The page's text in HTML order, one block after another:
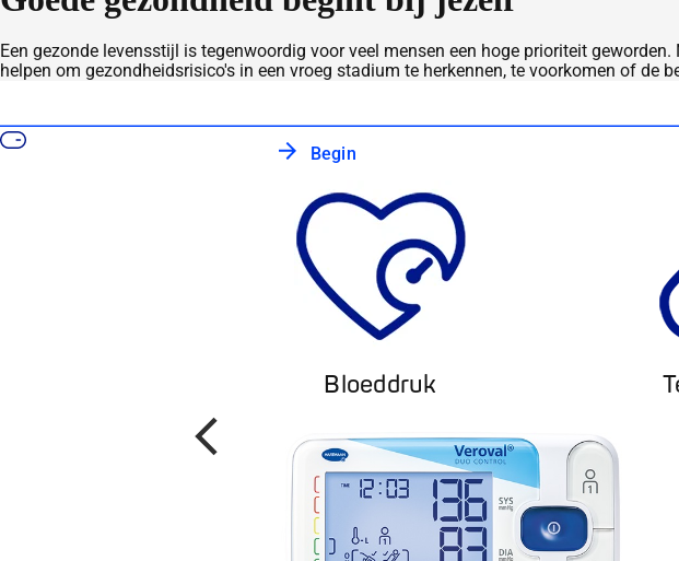
Een gezonde levensstijl is tegenwoordig voor veel mensen een hoge prioriteit
helpen om gezondheidsrisico's in een vroeg stadium te herkennen, te voorkomen of de
Begin
Bloeddruk
Terug